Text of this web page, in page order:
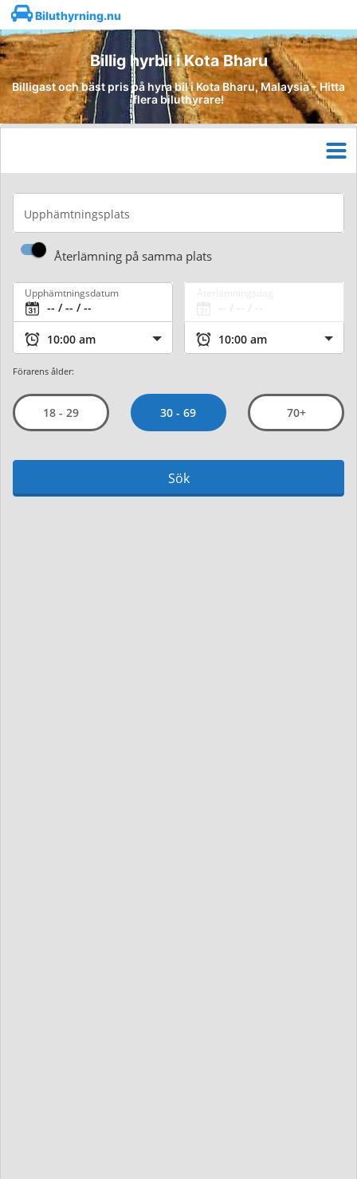
Biluthyrning.nu
Billig hyrbil i Kota Bharu
Billigast och bäst pris på hyra bil i Kota Bharu, Malaysia - Hitta
flera biluthyrare!
Upphämtningsplats
Återlämning på samma plats
Upphämtningsdatum
Förarens ålder:
18 - 29 30 - 69 70+
Sök